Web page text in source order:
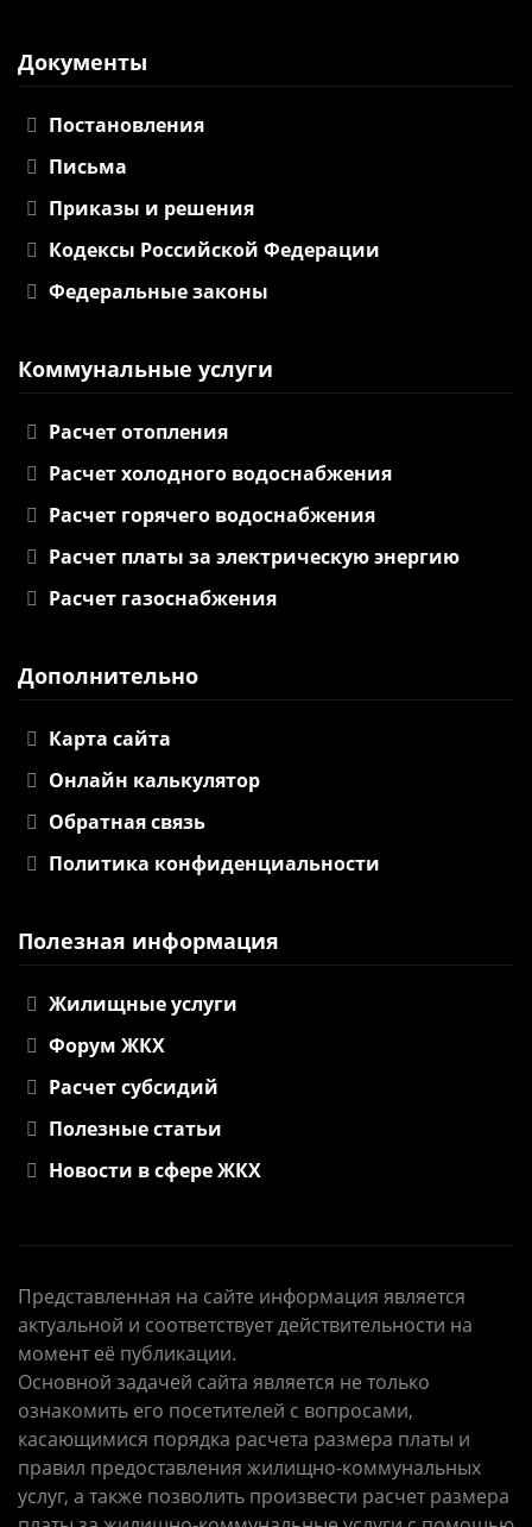
Документы
Постановления
Письма
Приказы и решения
Кодексы Российской Федерации
Федеральные законы
Коммунальные услуги
Расчет отопления
Расчет холодного водоснабжения
Расчет горячего водоснабжения
Расчет платы за электрическую энергию
Расчет газоснабжения
Дополнительно
Карта сайта
Онлайн калькулятор
Обратная связь
Политика конфиденциальности
Полезная информация
Жилищные услуги
Форум ЖКХ
Расчет субсидий
Полезные статьи
Новости в сфере ЖКХ
Представленная на сайте информация является
актуальной и соответствует действительности на
момент её публикации.
Основной задачей сайта является не только
ознакомить его посетителей с вопросами,
касающимися порядка расчета размера платы и
правил предоставления жилищно-коммунальных
услуг, а также позволить произвести расчет размера